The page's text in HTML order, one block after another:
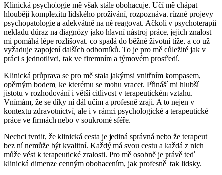
Klinická psychologie mě však stále obohacuje. Učí mě chápat
hlouběji komplexitu lidského prožívání, rozpoznávat různé projevy
psychopatologie a adekvátně na ně reagovat. Ačkoli v psychoterapii
nekladu důraz na diagnózy jako hlavní nástroj práce, jejich znalost
mi pomáhá lépe rozlišovat, co spadá do běžné životní tíže, a co už
vyžaduje zapojení dalších odborníků. To je pro mě důležité jak v
práci s jednotlivci, tak ve firemním a týmovém prostředí.
Klinická průprava se pro mě stala jakýmsi vnitřním kompasem,
opěrným bodem, ke kterému se mohu vracet. Přináší mi hlubší
jistotu v rozhodování i větší citlivost v terapeutickém vztahu.
Vnímám, že se díky ní dál učím a profesně zraji. A to nejen v
kontextu zdravotnictví, ale i v rámci psychologické a terapeutické
práce ve firmách nebo v soukromé sféře.
Nechci tvrdit, že klinická cesta je jediná správná nebo že terapeut
bez ní nemůže být kvalitní. Každý má svou cestu a každá z nich
může vést k terapeutické zralosti. Pro mě osobně je právě teď
klinická dimenze cenným obohacením, jak profesně, tak lidsky.